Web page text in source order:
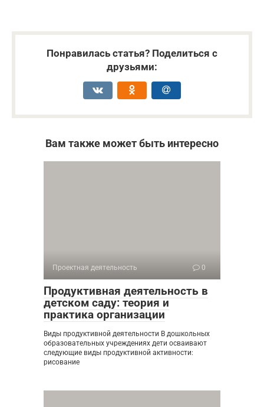
Понравилась статья? Поделиться с
друзьями:
Вам также может быть интересно
Проектная деятельность 0
Продуктивная деятельность в
детском саду: теория и
практика организации
Виды продуктивной деятельности В дошкольных
образовательных учреждениях дети осваивают
следующие виды продуктивной активности:
рисование